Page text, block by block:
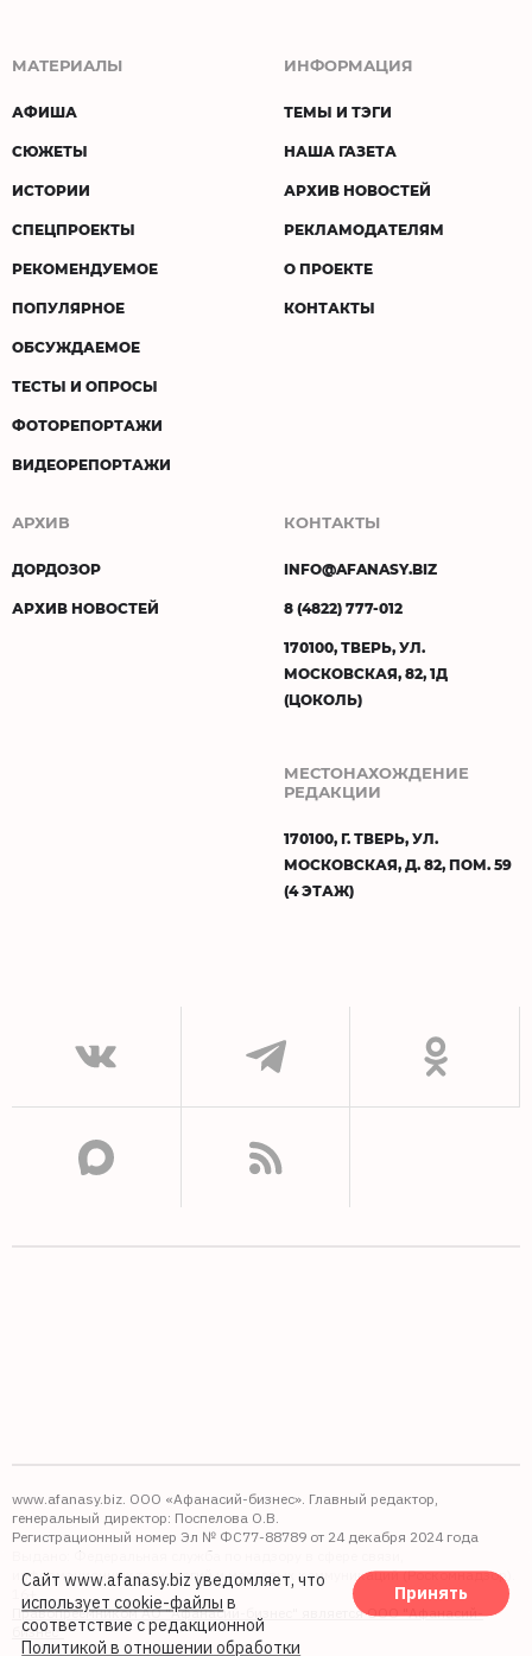
МАТЕРИАЛЫ
АФИША
СЮЖЕТЫ
ИСТОРИИ
СПЕЦПРОЕКТЫ
РЕКОМЕНДУЕМОЕ
ПОПУЛЯРНОЕ
ОБСУЖДАЕМОЕ
ТЕСТЫ И ОПРОСЫ
ФОТОРЕПОРТАЖИ
ВИДЕОРЕПОРТАЖИ
ИНФОРМАЦИЯ
ТЕМЫ И ТЭГИ
НАША ГАЗЕТА
АРХИВ НОВОСТЕЙ
РЕКЛАМОДАТЕЛЯМ
О ПРОЕКТЕ
КОНТАКТЫ
АРХИВ
ДОРДОЗОР
АРХИВ НОВОСТЕЙ
КОНТАКТЫ
INFO@AFANASY.BIZ
8 (4822) 777-012
170100, ТВЕРЬ, УЛ.
МОСКОВСКАЯ, 82, 1Д
(ЦОКОЛЬ)
МЕСТОНАХОЖДЕНИЕ
РЕДАКЦИИ
170100, Г. ТВЕРЬ, УЛ.
МОСКОВСКАЯ, Д. 82, ПОМ. 59
(4 ЭТАЖ)
www.afanasy.biz. ООО «Афанасий-бизнес». Главный редактор,
генеральный директор: Поспелова О.В.
Регистрационный номер Эл № ФС77-88789 от 24 декабря 2024 года
Выдано: Федеральная служба по надзору в сфере связи,
информационных технологий и массовых коммуникаций (Роскомнадзор).
Правопреемником АО "Афанасий-бизнес" является ООО "Афанасий-
бизнес"
Сайт www.afanasy.biz уведомляет, что
использует cookie-файлы в
соответствие с редакционной
Политикой в отношении обработки
Принять